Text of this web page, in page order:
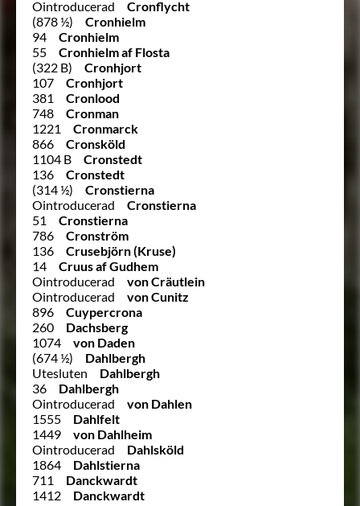
Ointroducerad
Cronflycht
(878 ½)
Cronhielm
94
Cronhielm
55
Cronhielm af Flosta
(322 B)
Cronhjort
107
Cronhjort
381
Cronlood
748
Cronman
1221
Cronmarck
866
Cronsköld
1104 B
Cronstedt
136
Cronstedt
(314 ½)
Cronstierna
Ointroducerad
Cronstierna
51
Cronstierna
786
Cronström
136
Crusebjörn (Kruse)
14
Cruus af Gudhem
Ointroducerad
von Cräutlein
Ointroducerad
von Cunitz
896
Cuypercrona
260
Dachsberg
1074
von Daden
(674 ½)
Dahlbergh
Utesluten
Dahlbergh
36
Dahlbergh
Ointroducerad
von Dahlen
1555
Dahlfelt
1449
von Dahlheim
Ointroducerad
Dahlsköld
1864
Dahlstierna
711
Danckwardt
1412
Danckwardt